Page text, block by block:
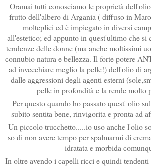
Oramai tutti conosciamo le proprietà
frutto dell'albero di Argania ( diffuso in
molteplici ed è impiegato in diversi
all'estetico; ed appunto in quest'ultimo che si
tendenze delle donne (ma anche moltissimi
connubio natura e bellezza. Il forte potere
ad invecchiare meglio la pelle!) dell'olio di
dalle aggressioni degli agenti esterni
pelle in profondità e la rende molto
Per questo quando ho passato quest' olio
subito sentita bene, rinvigorita e pronta ad
Un piccolo trucchetto.....io uso anche l'olio
so di non avere tempo per spalmarmi di
idratata e morbida
In oltre avendo i capelli ricci e quindi tendenti